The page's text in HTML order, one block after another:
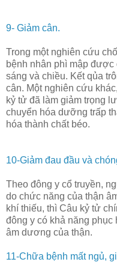
9- Giảm cân.
Trong một nghiên cứu
bệnh nhân phì mập
sáng và chiều. Kết qủa
cân. Một nghiên cứu
kỷ tử đã làm giảm trọng
chuyển hóa dưỡng trấp
hóa thành chất béo.
10-Giảm đau đầu và
Theo đông y cổ truyền,
do chức năng của thận
khí thiếu, thì Câu kỷ tử
đông y có khả năng
âm dương của thận.
11-Chữa bệnh mất ngủ,